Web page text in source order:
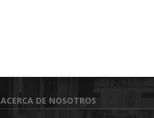
ACERCA DE NOSOTROS